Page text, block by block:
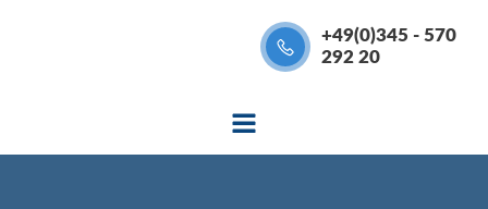
Inhalt
springen
+49(0)345 - 570
292 20